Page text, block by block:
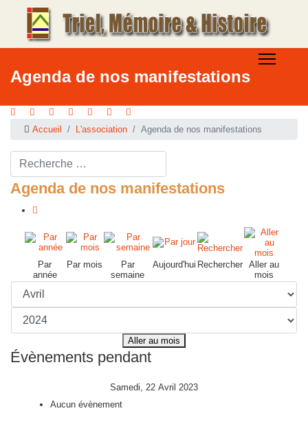
Agenda de nos manifestations
Accueil L'association Agenda de nos manifestations
Rechercher ...
Agenda de nos manifestations
Par
année
Par mois
Par
semaine
Aujourd'hui Rechercher Aller au
mois
Aller au mois
Évènements pendant
Samedi, 22 Avril 2023
Aucun évènement